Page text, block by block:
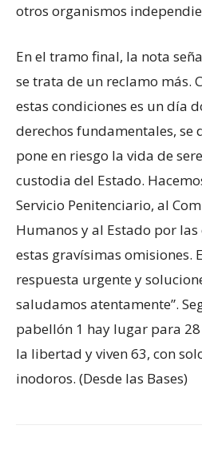
otros organismos
En el tramo final, la nota
se trata de un reclamo más.
estas condiciones es un día
derechos fundamentales, se
pone en riesgo la vida de
custodia del Estado.
Servicio Penitenciario, al
Humanos y al Estado por las
estas gravísimas omisiones.
respuesta urgente y
saludamos atentamente”.
pabellón 1 hay lugar para
la libertad y viven 63, con
inodoros. (Desde las Bases)